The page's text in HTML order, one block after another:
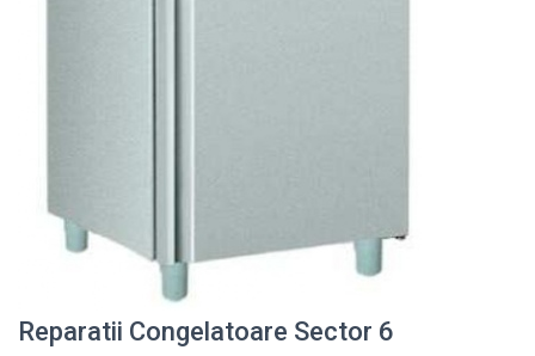
Reparatii Congelatoare Sector 6